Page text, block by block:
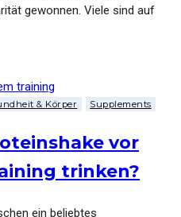
gewonnen. Viele sind auf
& Körper Supplements
vor
trinken?
ein beliebtes